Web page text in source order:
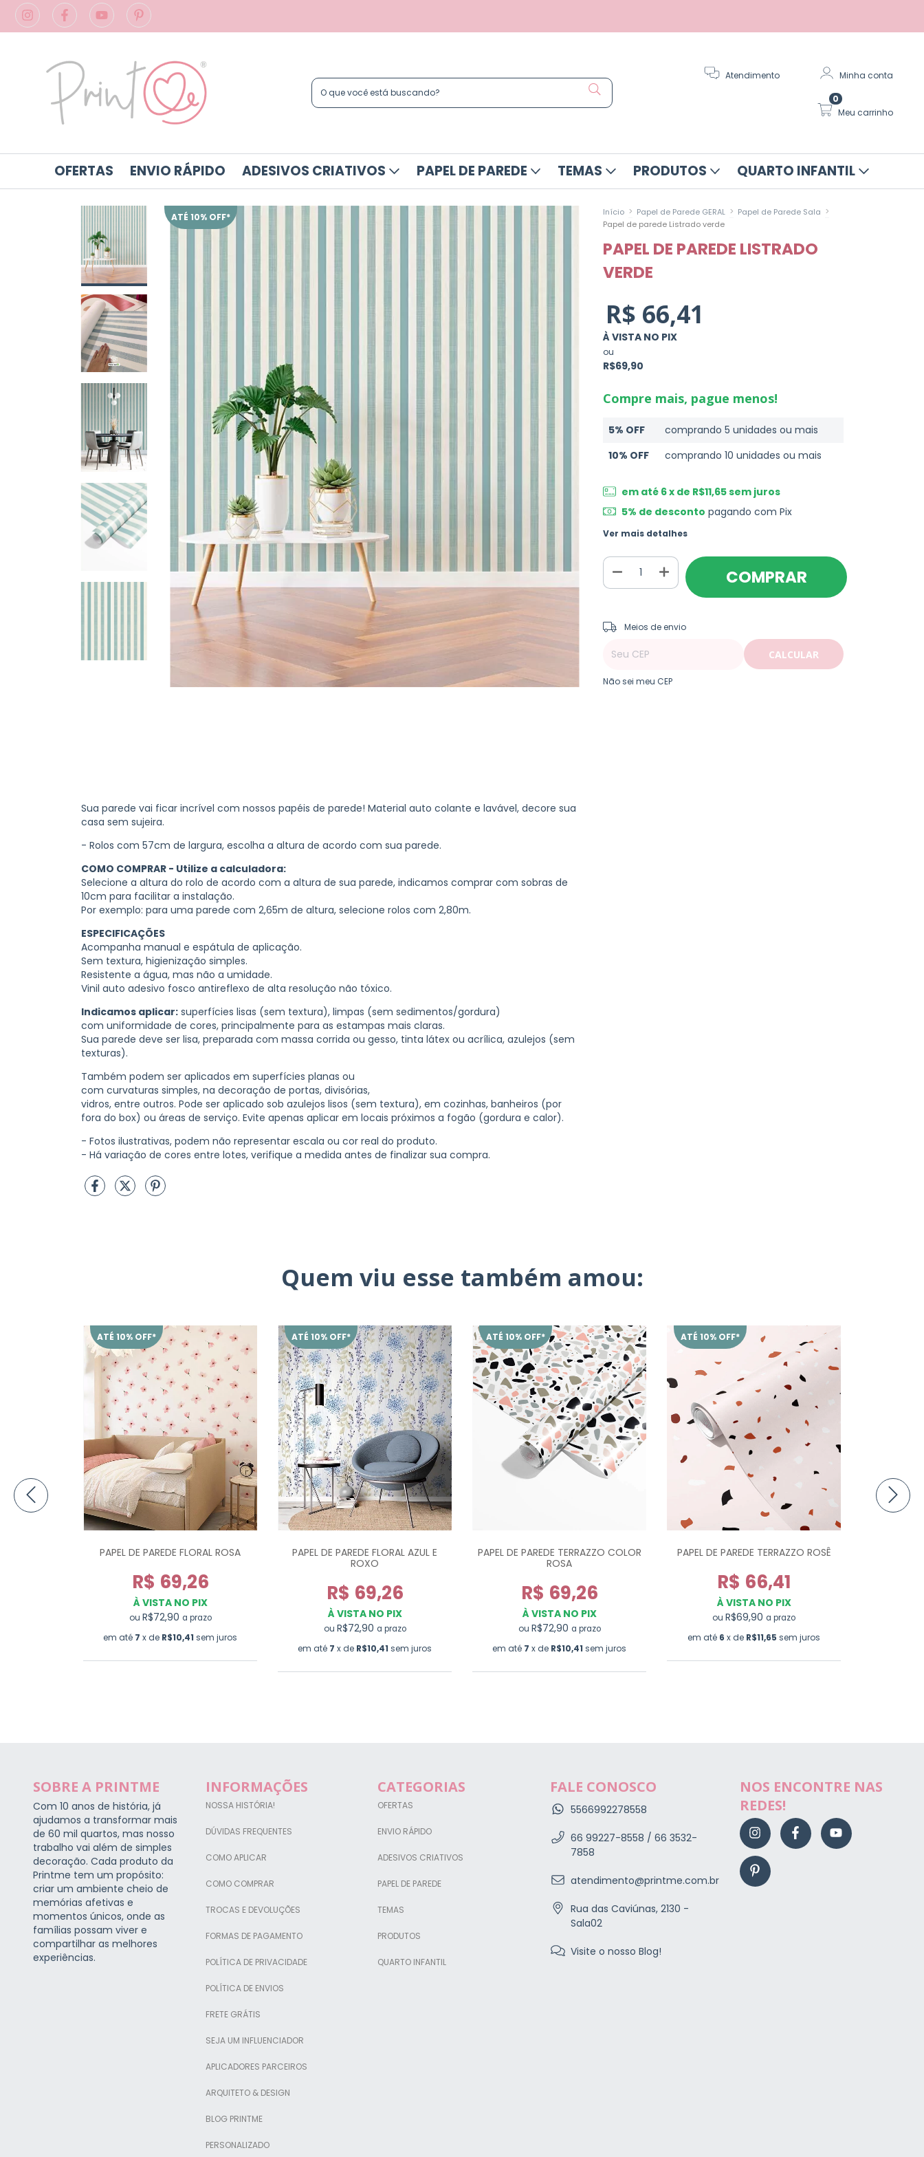
Atendimento Minha conta
Meu carrinho
0
OFERTAS ENVIO RÁPIDO ADESIVOS CRIATIVOS PAPEL DE PAREDE TEMAS PRODUTOS QUARTO INFANTIL
ATÉ 10% OFF*
Sua parede vai ficar incrível com nossos papéis de parede! Material auto colante e lavável, decore sua
casa sem sujeira.
- Rolos com 57cm de largura, escolha a altura de acordo com sua parede.
COMO COMPRAR - Utilize a calculadora:
Selecione a altura do rolo de acordo com a altura de sua parede, indicamos comprar com sobras de
10cm para facilitar a instalação.
Por exemplo: para uma parede com 2,65m de altura, selecione rolos com 2,80m.
ESPECIFICAÇÕES
Acompanha manual e espátula de aplicação.
Sem textura, higienização simples.
Resistente a água, mas não a umidade.
Vinil auto adesivo fosco antireflexo de alta resolução não tóxico.
Indicamos aplicar: superfícies lisas (sem textura), limpas (sem sedimentos/gordura)
com uniformidade de cores, principalmente para as estampas mais claras.
Sua parede deve ser lisa, preparada com massa corrida ou gesso, tinta látex ou acrílica, azulejos (sem
texturas).
Também podem ser aplicados em superfícies planas ou
com curvaturas simples, na decoração de portas, divisórias,
vidros, entre outros. Pode ser aplicado sob azulejos lisos (sem textura), em cozinhas, banheiros (por
fora do box) ou áreas de serviço. Evite apenas aplicar em locais próximos a fogão (gordura e calor).
- Fotos ilustrativas, podem não representar escala ou cor real do produto.
- Há variação de cores entre lotes, verifique a medida antes de finalizar sua compra.
Início > Papel de Parede GERAL > Papel de Parede Sala >
Papel de parede Listrado verde
PAPEL DE PAREDE LISTRADO
VERDE
R$ 66,41
À VISTA NO PIX
ou
R$69,90
Compre mais, pague menos!
5% OFF
comprando 5 unidades ou mais
10% OFF
comprando 10 unidades ou mais
em até 6x de R$11,65sem juros
5% de desconto pagando com Pix
Ver mais detalhes
Entregas para o CEP:
Meios de envio
CALCULAR
Não sei meu CEP
Quem viu esse também amou:
ATÉ 10% OFF*
PAPEL DE PAREDE FLORAL ROSA
R$ 69,26
À VISTA NO PIX
ou R$72,90 a prazo
em até 7 x de R$10,41 sem juros
ATÉ 10% OFF*
PAPEL DE PAREDE FLORAL AZUL E
ROXO
R$ 69,26
À VISTA NO PIX
ou R$72,90 a prazo
em até 7 x de R$10,41 sem juros
ATÉ 10% OFF*
PAPEL DE PAREDE TERRAZZO COLOR
ROSA
R$ 69,26
À VISTA NO PIX
ou R$72,90 a prazo
em até 7 x de R$10,41 sem juros
ATÉ 10% OFF*
PAPEL DE PAREDE TERRAZZO ROSÊ
R$ 66,41
À VISTA NO PIX
ou R$69,90 a prazo
em até 6 x de R$11,65 sem juros
SOBRE A PRINTME
Com 10 anos de história, já
ajudamos a transformar mais
de 60 mil quartos, mas nosso
trabalho vai além de simples
decoração. Cada produto da
Printme tem um propósito:
criar um ambiente cheio de
memórias afetivas e
momentos únicos, onde as
famílias possam viver e
compartilhar as melhores
experiências.
INFORMAÇÕES
NOSSA HISTÓRIA!
DÚVIDAS FREQUENTES
COMO APLICAR
COMO COMPRAR
TROCAS E DEVOLUÇÕES
FORMAS DE PAGAMENTO
POLÍTICA DE PRIVACIDADE
POLÍTICA DE ENVIOS
FRETE GRÁTIS
SEJA UM INFLUENCIADOR
APLICADORES PARCEIROS
ARQUITETO & DESIGN
BLOG PRINTME
PERSONALIZADO
CATEGORIAS
OFERTAS
ENVIO RÁPIDO
ADESIVOS CRIATIVOS
PAPEL DE PAREDE
TEMAS
PRODUTOS
QUARTO INFANTIL
FALE CONOSCO
5566992278558
66 99227-8558 / 66 3532-
7858
atendimento@printme.com.br
Rua das Caviúnas, 2130 -
Sala02
Visite o nosso Blog!
NOS ENCONTRE NAS
REDES!